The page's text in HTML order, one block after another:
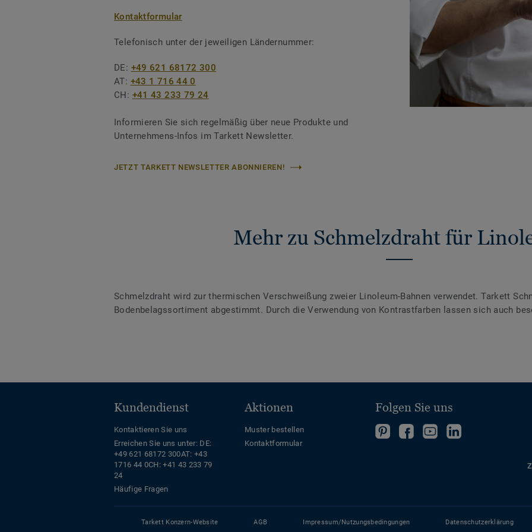
Kontaktformular
Telefonisch unter der jeweiligen Ländernummer:
DE: +49 621 68172 300
AT: +43 1 716 44 0
CH: +41 43 233 79 24
Informieren Sie sich regelmäßig über neue Produkte und
Unternehmens-Infos im Tarkett Newsletter.
JETZT TARKETT NEWSLETTER ABONNIEREN!
Mehr zu Schmelzdraht für
Schmelzdraht wird zur thermischen Verschweißung zweier Linoleum-Bahnen verwendet. Tarkett
Bodenbelagssortiment abgestimmt. Durch die Verwendung von Kontrastfarben lassen sich auch
Kundendienst
Kontaktieren Sie uns
Erreichen Sie uns unter: DE:
+49 621 68172 300AT: +43
1716 44 0CH: +41 43 233 79
24
Häufige Fragen
Aktionen
Muster bestellen
Kontaktformular
Folgen Sie uns
FolgenFolgenFolgeFolgen
Tarkett Konzern-Website AGB Impressum/Nutzungsbedingungen Datenschutzerklärung